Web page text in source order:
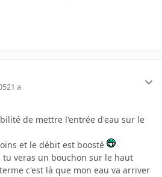
21 a
de mettre l'entrée d'eau sur le
et le débit est boosté
tu veras un bouchon sur le haut
c'est là que mon eau va arriver